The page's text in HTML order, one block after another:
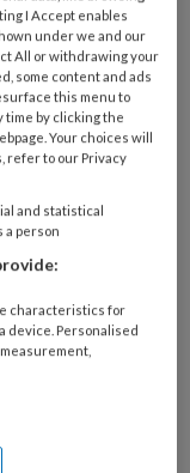
op NHJ.nl.
Heart
voor
zich
medisch
heeft.
van
van
I Accept enables
under we and our
All or withdrawing your
some content and ads
this menu to
time by clicking the
Your choices will
refer to our Privacy
and statistical
a person
characteristics for
device. Personalised